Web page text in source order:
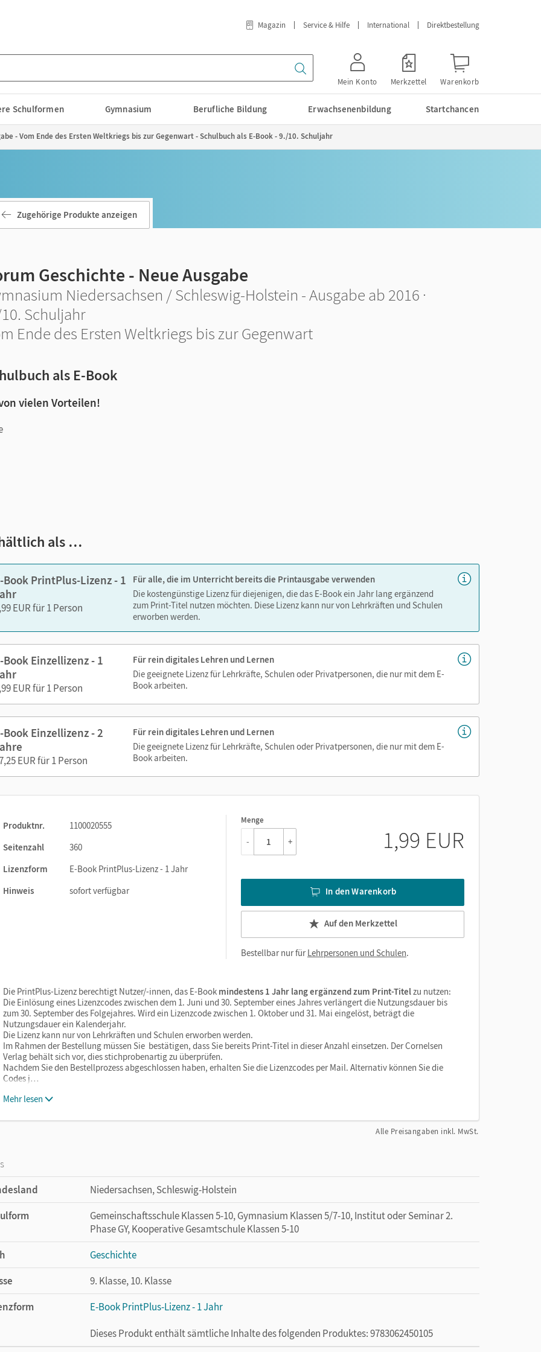
Magazin Service & Hilfe International Direktbestellung
Mein Konto Merkzettel Warenkorb
Schulformen Gymnasium Berufliche Bildung Erwachsenenbildung Startchancen
- Vom Ende des Ersten Weltkriegs bis zur Gegenwart - Schulbuch als E-Book - 9./10. Schuljahr
Zugehörige Produkte anzeigen
Geschichte - Neue Ausgabe
Niedersachsen / Schleswig-Holstein - Ausgabe ab 2016 ·
Schuljahr
Ende des Ersten Weltkriegs bis zur Gegenwart
als E-Book
vielen Vorteilen!
als …
Book PrintPlus-Lizenz - 1
EUR für 1 Person
Für alle, die im Unterricht bereits die Printausgabe verwenden
Die kostengünstige Lizenz für diejenigen, die das E-Book ein Jahr lang ergänzend
zum Print-Titel nutzen möchten. Diese Lizenz kann nur von Lehrkräften und Schulen
erworben werden.
Book Einzellizenz - 1
EUR für 1 Person
Für rein digitales Lehren und Lernen
Die geeignete Lizenz für Lehrkräfte, Schulen oder Privatpersonen, die nur mit dem E-
Book arbeiten.
Book Einzellizenz - 2
EUR für 1 Person
Für rein digitales Lehren und Lernen
Die geeignete Lizenz für Lehrkräfte, Schulen oder Privatpersonen, die nur mit dem E-
Book arbeiten.
Produktnr.
1100020555
Seitenzahl
360
Lizenzform
E-Book PrintPlus-Lizenz - 1 Jahr
Hinweis
sofort verfügbar
Menge
1
- + 1,99 EUR
In den Warenkorb
Auf den Merkzettel
Bestellbar nur fürLehrpersonen und Schulen.
Die PrintPlus-Lizenz berechtigt Nutzer/-innen, das E-Book mindestens 1 Jahr lang ergänzend zum Print-Titelzu nutzen:
Die Einlösung eines Lizenzcodes zwischen dem 1. Juni und 30. September eines Jahres verlängert die Nutzungsdauer bis
zum 30. September des Folgejahres. Wird ein Lizenzcode zwischen 1. Oktober und 31. Mai eingelöst, beträgt die
Nutzungsdauer ein Kalenderjahr.
Die Lizenz kann nur von Lehrkräften und Schulen erworben werden.
Im Rahmen der Bestellung müssen Sie bestätigen, dass Sie bereits Print-Titel in dieser Anzahl einsetzen. Der Cornelsen
Verlag behält sich vor, dies stichprobenartig zu überprüfen.
Nachdem Sie den Bestellprozess abgeschlossen haben, erhalten Sie die Lizenzcodes per Mail. Alternativ können Sie die
Codes j…
Mehr lesen
Alle Preisangaben inkl. MwSt.
Niedersachsen, Schleswig-Holstein
Gemeinschaftsschule Klassen 5-10, Gymnasium Klassen 5/7-10, Institut oder Seminar 2.
Phase GY, Kooperative Gesamtschule Klassen 5-10
Geschichte
9. Klasse, 10. Klasse
E-Book PrintPlus-Lizenz - 1 Jahr
Dieses Produkt enthält sämtliche Inhalte des folgenden Produktes: 9783062450105